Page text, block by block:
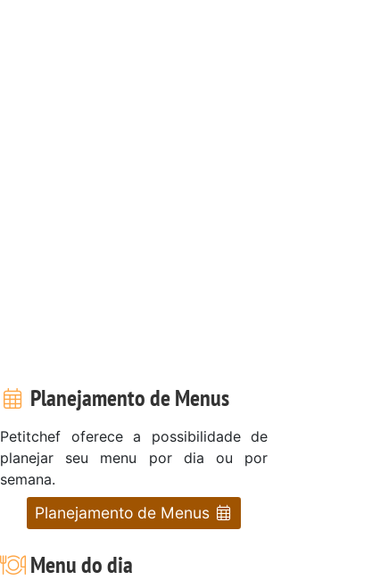
Planejamento de Menus
Petitchef oferece a possibilidade de
planejar seu menu por dia ou por
semana.
Planejamento de Menus
Menu do dia